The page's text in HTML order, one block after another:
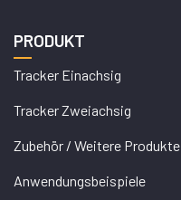
PRODUKT
Tracker Einachsig
Tracker Zweiachsig
Zubehör / Weitere Produkte
Anwendungsbeispiele